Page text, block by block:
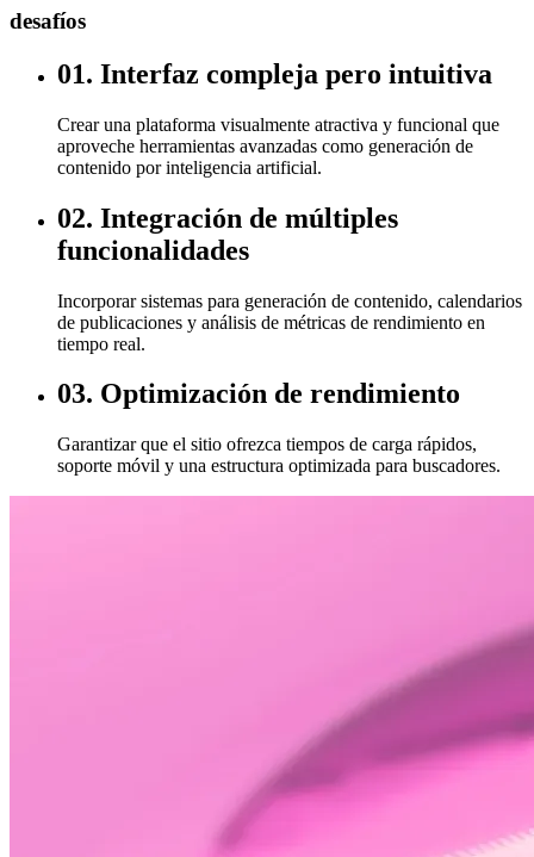
desafíos
01. Interfaz compleja pero intuitiva
Crear una plataforma visualmente atractiva y funcional que
aproveche herramientas avanzadas como generación de
contenido por inteligencia artificial.
02. Integración de múltiples
funcionalidades
Incorporar sistemas para generación de contenido, calendarios
de publicaciones y análisis de métricas de rendimiento en
tiempo real.
03. Optimización de rendimiento
Garantizar que el sitio ofrezca tiempos de carga rápidos,
soporte móvil y una estructura optimizada para buscadores.